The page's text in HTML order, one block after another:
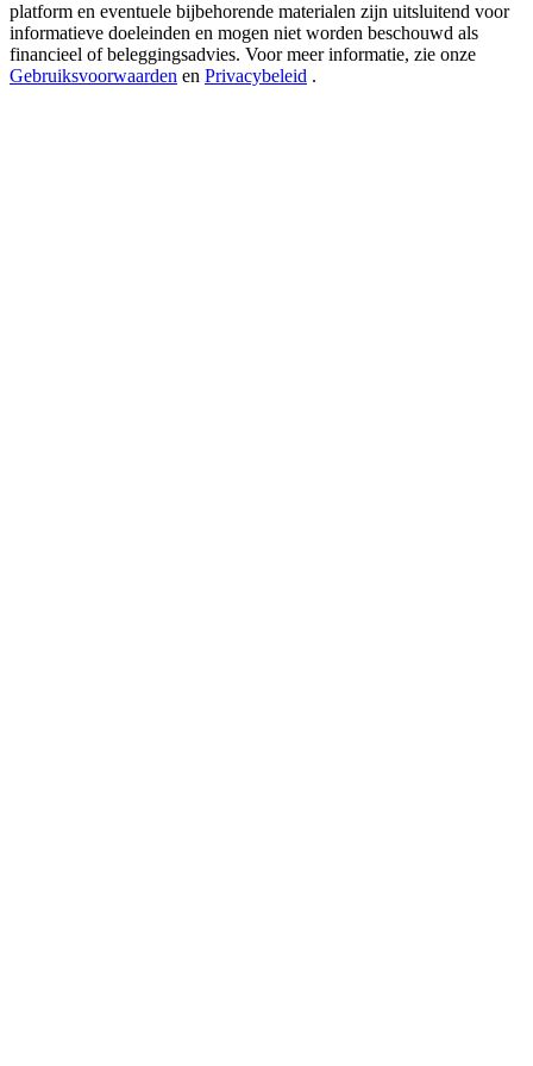
USDT New User Exclusive 10% APR
platform en eventuele bijbehorende materialen zijn uitsluitend voor
informatieve doeleinden en mogen niet worden beschouwd als
financieel of beleggingsadvies. Voor meer informatie, zie onze
Gebruiksvoorwaarden en Privacybeleid .